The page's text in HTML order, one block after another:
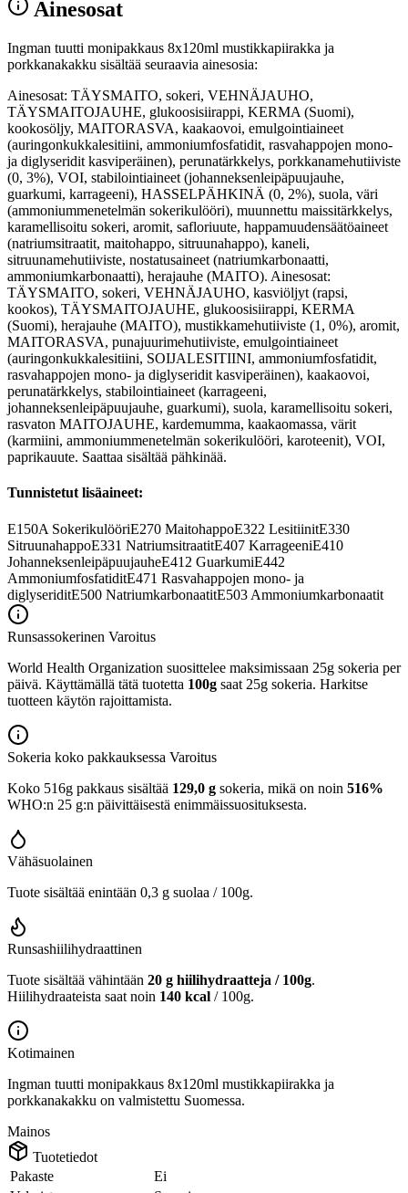
Ainesosat
Ingman tuutti monipakkaus 8x120ml mustikkapiirakka ja
porkkanakakku sisältää seuraavia ainesosia:
Ainesosat: TÄYSMAITO, sokeri, VEHNÄJAUHO,
TÄYSMAITOJAUHE, glukoosisiirappi, KERMA (Suomi),
kookosöljy, MAITORASVA, kaakaovoi, emulgointiaineet
(auringonkukkalesitiini, ammoniumfosfatidit, rasvahappojen mono-
ja diglyseridit kasviperäinen), perunatärkkelys, porkkanamehutiiviste
(0, 3%), VOI, stabilointiaineet (johanneksenleipäpuujauhe,
guarkumi, karrageeni), HASSELPÄHKINÄ (0, 2%), suola, väri
(ammoniummenetelmän sokerikulööri), muunnettu maissitärkkelys,
karamellisoitu sokeri, aromit, safloriuute, happamuudensäätöaineet
(natriumsitraatit, maitohappo, sitruunahappo), kaneli,
sitruunamehutiiviste, nostatusaineet (natriumkarbonaatti,
ammoniumkarbonaatti), herajauhe (MAITO). Ainesosat:
TÄYSMAITO, sokeri, VEHNÄJAUHO, kasviöljyt (rapsi,
kookos), TÄYSMAITOJAUHE, glukoosisiirappi, KERMA
(Suomi), herajauhe (MAITO), mustikkamehutiiviste (1, 0%), aromit,
MAITORASVA, punajuurimehutiiviste, emulgointiaineet
(auringonkukkalesitiini, SOIJALESITIINI, ammoniumfosfatidit,
rasvahappojen mono- ja diglyseridit kasviperäinen), kaakaovoi,
perunatärkkelys, stabilointiaineet (karrageeni,
johanneksenleipäpuujauhe, guarkumi), suola, karamellisoitu sokeri,
rasvaton MAITOJAUHE, kardemumma, kaakaomassa, värit
(karmiini, ammoniummenetelmän sokerikulööri, karoteenit), VOI,
paprikauute. Saattaa sisältää pähkinää.
Tunnistetut lisäaineet:
E150A SokerikulööriE270 MaitohappoE322 LesitiinitE330
SitruunahappoE331 NatriumsitraatitE407 KarrageeniE410
JohanneksenleipäpuujauheE412 GuarkumiE442
AmmoniumfosfatiditE471 Rasvahappojen mono- ja
diglyseriditE500 NatriumkarbonaatitE503 Ammoniumkarbonaatit
Runsassokerinen Varoitus
World Health Organization suosittelee maksimissaan 25g sokeria per
päivä. Käyttämällä tätä tuotetta 100g saat 25g sokeria. Harkitse
tuotteen käytön rajoittamista.
Sokeria koko pakkauksessa Varoitus
Koko 516g pakkaus sisältää 129,0 g sokeria, mikä on noin 516%
WHO:n 25 g:n päivittäisestä enimmäissuosituksesta.
Vähäsuolainen
Tuote sisältää enintään 0,3 g suolaa / 100g.
Runsashiilihydraattinen
Tuote sisältää vähintään 20 g hiilihydraatteja / 100g.
Hiilihydraateista saat noin 140 kcal / 100g.
Kotimainen
Ingman tuutti monipakkaus 8x120ml mustikkapiirakka ja
porkkanakakku on valmistettu Suomessa.
Mainos
Tuotetiedot
Pakaste
Ei